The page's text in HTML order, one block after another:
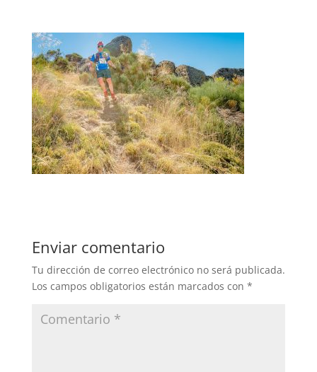
Enviar comentario
Tu dirección de correo electrónico no será publicada.
Los campos obligatorios están marcados con *